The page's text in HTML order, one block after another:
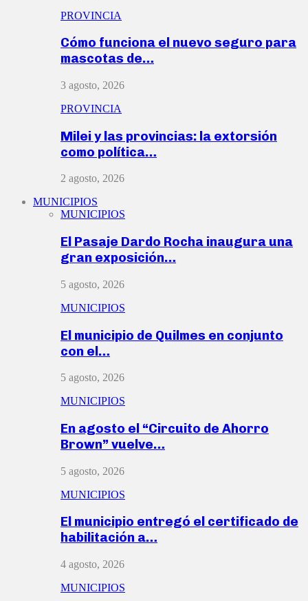
PROVINCIA
Cómo funciona el nuevo seguro para
mascotas de…
3 agosto, 2026
PROVINCIA
Milei y las provincias: la extorsión
como política…
2 agosto, 2026
MUNICIPIOS
MUNICIPIOS
El Pasaje Dardo Rocha inaugura una
gran exposición…
5 agosto, 2026
MUNICIPIOS
El municipio de Quilmes en conjunto
con el…
5 agosto, 2026
MUNICIPIOS
En agosto el “Circuito de Ahorro
Brown” vuelve…
5 agosto, 2026
MUNICIPIOS
El municipio entregó el certificado de
habilitación a…
4 agosto, 2026
MUNICIPIOS